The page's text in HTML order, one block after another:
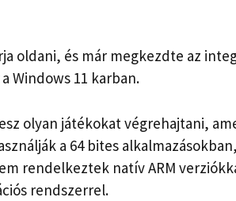
oldani, és már megkezdte az
Windows 11 karban.
olyan játékokat végrehajtani,
a 64 bites
rendelkeztek natív ARM
rendszerrel.